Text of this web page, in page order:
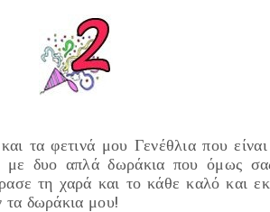
τα φετινά μου Γενέθλια που
με δυο απλά δωράκια που όμως
τη χαρά και το κάθε καλό και
τα δωράκια μου!